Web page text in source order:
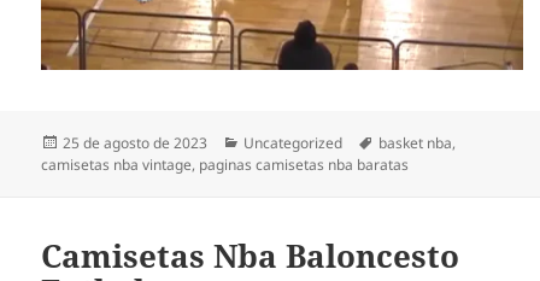
Publicado
el
25 de agosto de 2023 Categorías
Uncategorized Etiquetas
basket nba,
camisetas nba vintage, paginas camisetas nba baratas
Camisetas Nba Baloncesto